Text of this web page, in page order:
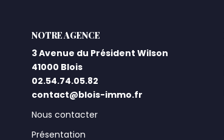
L'AGENCE
3 Avenue du Président Wilson
41000 Blois
02.54.74.05.82
contact@blois-immo.fr
Nous contacter
Présentation